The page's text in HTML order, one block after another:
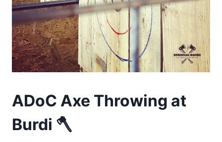
ADoC Axe Throwing at
Burdi 🪓